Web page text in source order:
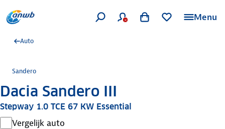
Menu
Auto
Sandero
Dacia Sandero III
Stepway 1.0 TCE 67 KW Essential
Vergelijk auto